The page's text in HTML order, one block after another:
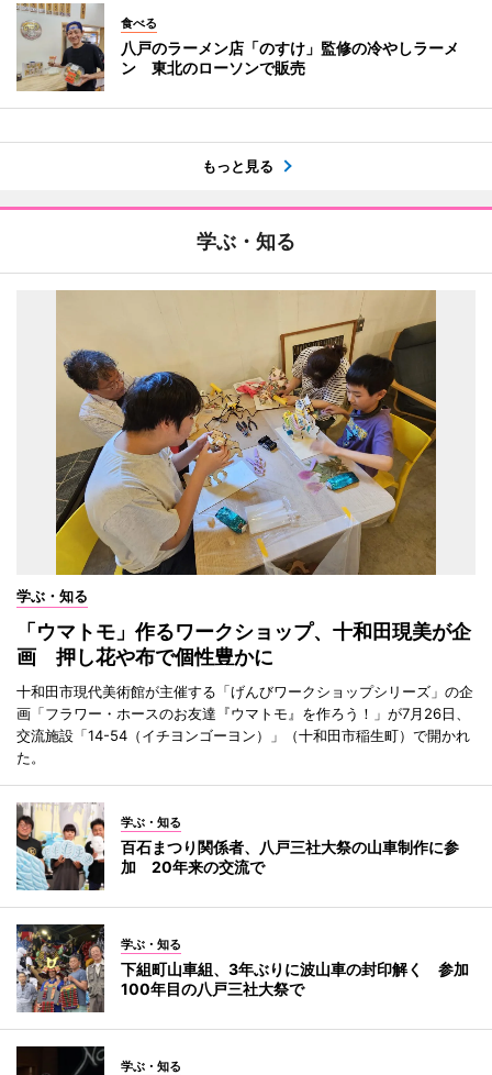
食べる
八戸のラーメン店「のすけ」監修の冷やしラーメ
ン 東北のローソンで販売
もっと見る
学ぶ・知る
学ぶ・知る
「ウマトモ」作るワークショップ、十和田現美が企
画 押し花や布で個性豊かに
十和田市現代美術館が主催する「げんびワークショップシリーズ」の企
画「フラワー・ホースのお友達『ウマトモ』を作ろう！」が7月26日、
交流施設「14-54（イチヨンゴーヨン）」（十和田市稲生町）で開かれ
た。
学ぶ・知る
百石まつり関係者、八戸三社大祭の山車制作に参
加 20年来の交流で
学ぶ・知る
下組町山車組、3年ぶりに波山車の封印解く 参加
100年目の八戸三社大祭で
学ぶ・知る